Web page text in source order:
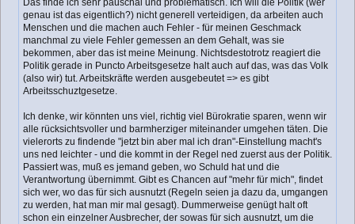
genau ist das eigentlich?) nicht generell verteidigen, da arbeiten auch
Menschen und die machen auch Fehler - für meinen Geschmack
manchmal zu viele Fehler gemessen an dem Gehalt, was sie
bekommen, aber das ist meine Meinung. Nichtsdestotrotz reagiert die
Politik gerade in Puncto Arbeitsgesetze halt auch auf das, was das Volk
(also wir) tut. Arbeitskräfte werden ausgebeutet => es gibt
Arbeitsschuztgesetze.
Ich denke, wir könnten uns viel, richtig viel Bürokratie sparen, wenn wir
alle rücksichtsvoller und barmherziger miteinander umgehen täten. Die
vielerorts zu findende "jetzt bin aber mal ich dran"-Einstellung macht's
uns ned leichter - und die kommt in der Regel ned zuerst aus der Politik.
Passiert was, muß es jemand geben, wo Schuld hat und die
Verantwortung übernimmt. Gibt es Chancen auf "mehr für mich", findet
sich wer, wo das für sich ausnutzt (Regeln seien ja dazu da, umgangen
zu werden, hat man mir mal gesagt). Dummerweise genügt halt oft
schon ein einzelner Ausbrecher, der sowas für sich ausnutzt, um die